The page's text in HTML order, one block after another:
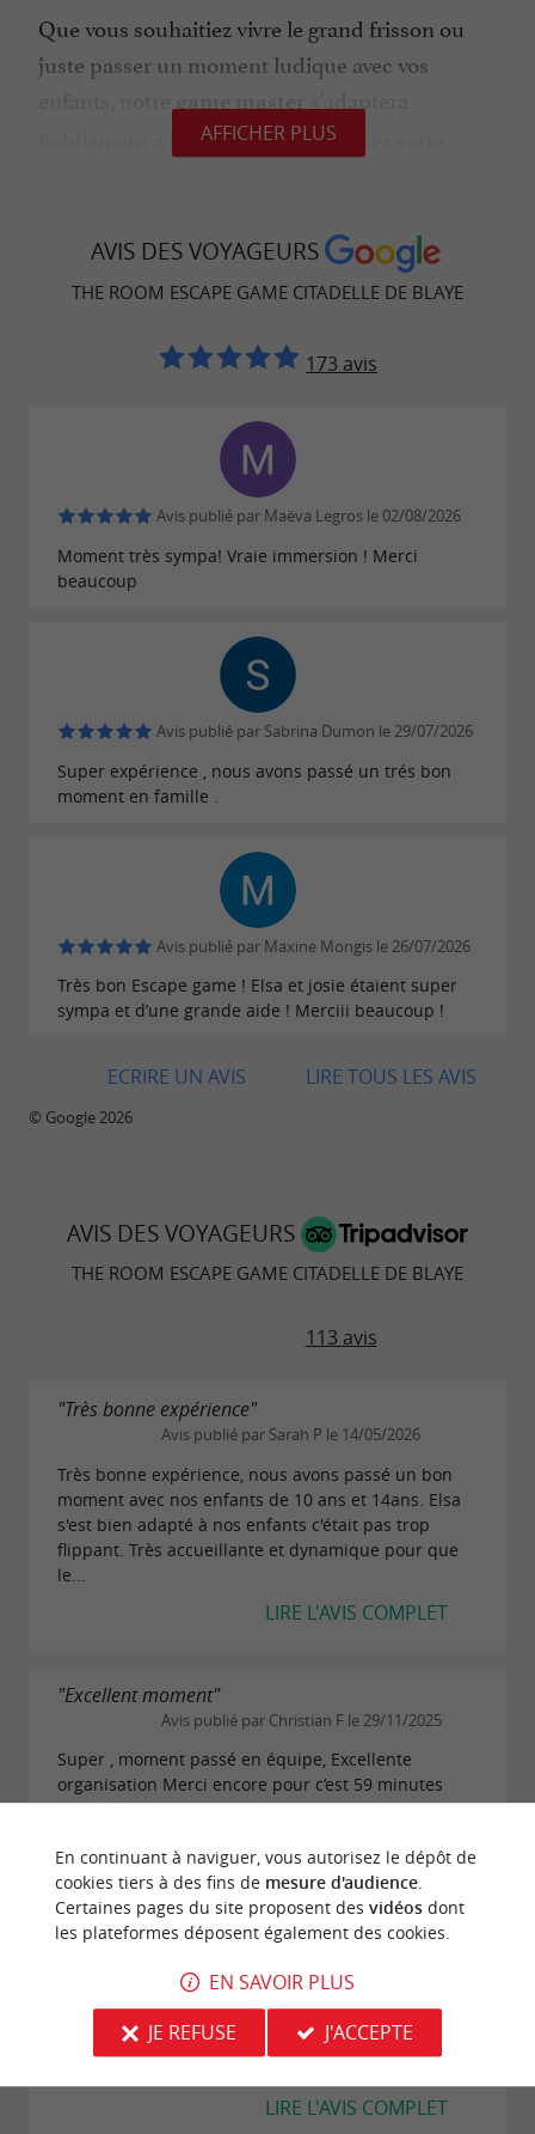
Que vous souhaitiez vivre le grand frisson ou
juste passer un moment ludique avec vos
habilement à la situation ! Composez votre
coeur de la Citadelle
de la Citadelle de Blaye grâce à un j
d'aventure et d'exploration scénarisé
votre équipe et muni d'une tablette, vous
mènerez une investigation en relevantdes défis
et en résolvant
et complètement immersif, pour de
nombreux souvenirs créés et
partagés !
AFFICHER PLUS
AVIS DES VOYAGEURS
THE ROOM ESCAPE GAME CITADELLE DE BLAYE
173 avis
Avis publié par Maëva Legros le 02/08/2026
Moment très sympa! Vraie immersion ! Merci
beaucoup
Avis publié par Sabrina Dumon le 29/07/2026
Super expérience , nous avons passé un trés bon
moment en famille .
Avis publié par Maxine Mongis le 26/07/2026
Très bon Escape game ! Elsa et josie étaient super
sympa et d’une grande aide ! Merciii beaucoup !
LIRE TOUS LES AVIS
ECRIRE UN AVIS
© Google 2026
AVIS DES VOYAGEURS
THE ROOM ESCAPE GAME CITADELLE DE BLAYE
113 avis
"Très bonne expérience"
Avis publié par Sarah P le 14/05/2026
Très bonne expérience, nous avons passé un bon
moment avec nos enfants de 10 ans et 14ans. Elsa
s'est bien adapté à nos enfants c'était pas trop
flippant. Très accueillante et dynamique pour que
le...
LIRE L'AVIS COMPLET
"Excellent moment"
Avis publié par Christian F le 29/11/2025
Super , moment passé en équipe, Excellente
organisation Merci encore pour c’est 59 minutes
passé dans les cachots . Merci
LIRE L'AVIS COMPLET
"Original et personnalisé"
Super, on a adoré ! Des frissons et beaucoup de
rigolade. Je recommande à 100 % pour un moment
ludique et une belle immersion dans la citadelle.
LIRE L'AVIS COMPLET
En continuant à naviguer, vous autorisez le dépôt de
cookies tiers à des fins de mesure d'audience.
Certaines pages du site proposent des vidéosdont
les plateformes déposent également des cookies.
EN SAVOIR PLUS
JE REFUSE
J'ACCEPTE